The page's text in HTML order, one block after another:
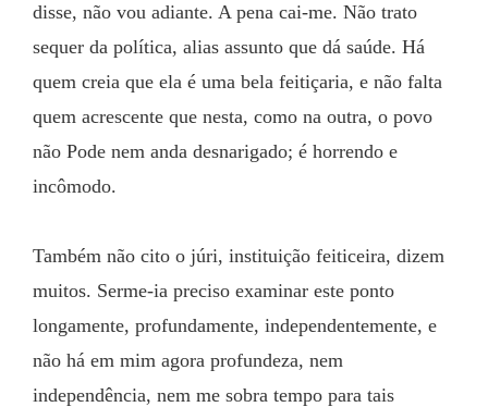
disse, não vou adiante. A pena cai-me. Não trato
sequer da política, alias assunto que dá saúde. Há
quem creia que ela é uma bela feitiçaria, e não falta
quem acrescente que nesta, como na outra, o povo
não Pode nem anda desnarigado; é horrendo e
incômodo.
Também não cito o júri, instituição feiticeira, dizem
muitos. Serme-ia preciso examinar este ponto
longamente, profundamente, independentemente, e
não há em mim agora profundeza, nem
independência, nem me sobra tempo para tais